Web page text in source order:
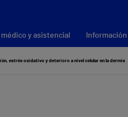
y asistencial
estrés oxidativo y deterioro a nivel celular en la dermis